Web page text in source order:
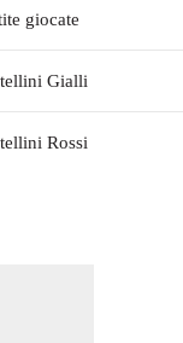
giocate
Gialli
Rossi